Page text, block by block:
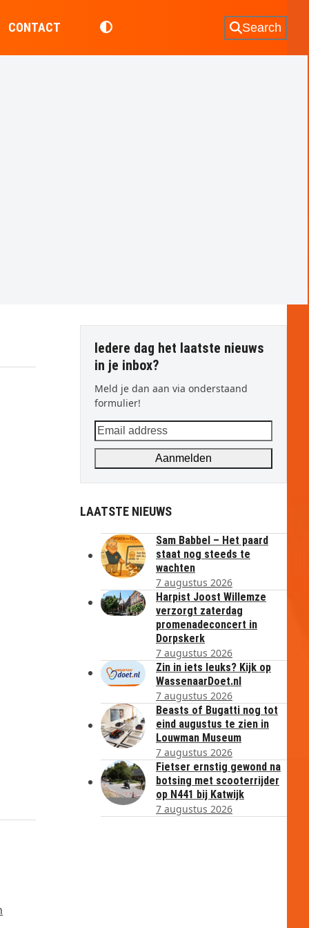
CONTACT Search
Iedere dag het laatste nieuws
in je inbox?
Meld je dan aan via onderstaand
formulier!
Email
address
Aanmelden
LAATSTE NIEUWS
Sam Babbel – Het paard
staat nog steeds te
wachten
7 augustus 2026
Harpist Joost Willemze
verzorgt zaterdag
promenadeconcert in
Dorpskerk
7 augustus 2026
Zin in iets leuks? Kijk op
WassenaarDoet.nl
7 augustus 2026
Beasts of Bugatti nog tot
eind augustus te zien in
Louwman Museum
7 augustus 2026
Fietser ernstig gewond na
botsing met scooterrijder
op N441 bij Katwijk
7 augustus 2026